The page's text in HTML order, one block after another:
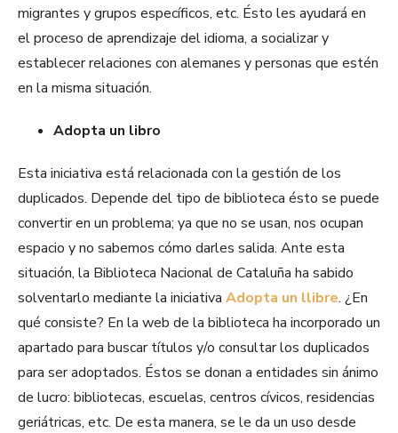
migrantes y grupos específicos, etc. Ésto les ayudará en
el proceso de aprendizaje del idioma, a socializar y
establecer relaciones con alemanes y personas que estén
en la misma situación.
Adopta un libro
Esta iniciativa está relacionada con la gestión de los
duplicados. Depende del tipo de biblioteca ésto se puede
convertir en un problema; ya que no se usan, nos ocupan
espacio y no sabemos cómo darles salida. Ante esta
situación, la Biblioteca Nacional de Cataluña ha sabido
solventarlo mediante la iniciativa Adopta un llibre. ¿En
qué consiste? En la web de la biblioteca ha incorporado un
apartado para buscar títulos y/o consultar los duplicados
para ser adoptados. Éstos se donan a entidades sin ánimo
de lucro: bibliotecas, escuelas, centros cívicos, residencias
geriátricas, etc. De esta manera, se le da un uso desde